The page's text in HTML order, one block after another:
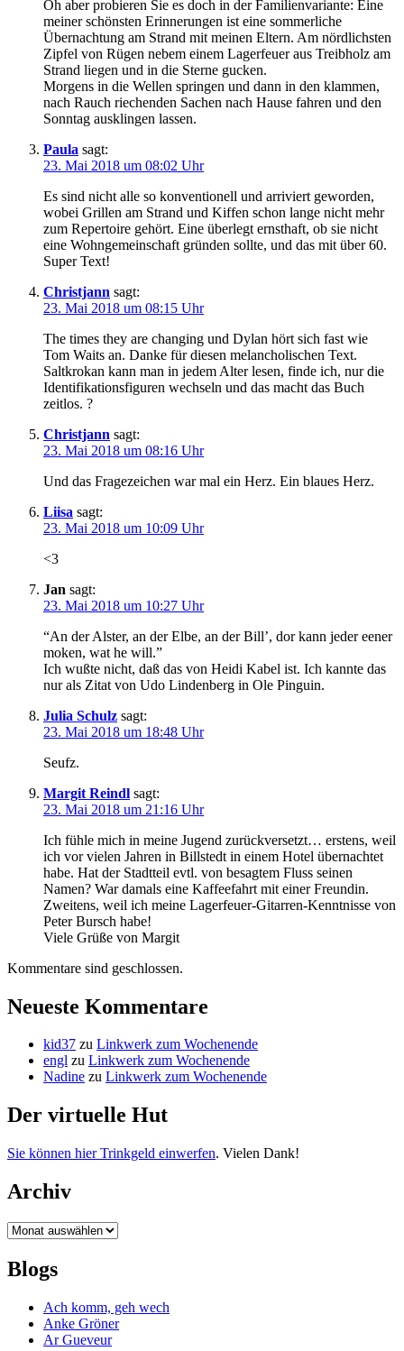
Oh aber probieren Sie es doch in der Familienvariante: Eine
meiner schönsten Erinnerungen ist eine sommerliche
Übernachtung am Strand mit meinen Eltern. Am nördlichsten
Zipfel von Rügen nebem einem Lagerfeuer aus Treibholz am
Strand liegen und in die Sterne gucken.
Morgens in die Wellen springen und dann in den klammen,
nach Rauch riechenden Sachen nach Hause fahren und den
Sonntag ausklingen lassen.
Paula sagt:
23. Mai 2018 um 08:02 Uhr
Es sind nicht alle so konventionell und arriviert geworden,
wobei Grillen am Strand und Kiffen schon lange nicht mehr
zum Repertoire gehört. Eine überlegt ernsthaft, ob sie nicht
eine Wohngemeinschaft gründen sollte, und das mit über 60.
Super Text!
Christjann sagt:
23. Mai 2018 um 08:15 Uhr
The times they are changing und Dylan hört sich fast wie
Tom Waits an. Danke für diesen melancholischen Text.
Saltkrokan kann man in jedem Alter lesen, finde ich, nur die
Identifikationsfiguren wechseln und das macht das Buch
zeitlos. ?
Christjann sagt:
23. Mai 2018 um 08:16 Uhr
Und das Fragezeichen war mal ein Herz. Ein blaues Herz.
Liisa sagt:
23. Mai 2018 um 10:09 Uhr
<3
Jan sagt:
23. Mai 2018 um 10:27 Uhr
“An der Alster, an der Elbe, an der Bill’, dor kann jeder eener
moken, wat he will.”
Ich wußte nicht, daß das von Heidi Kabel ist. Ich kannte das
nur als Zitat von Udo Lindenberg in Ole Pinguin.
Julia Schulz sagt:
23. Mai 2018 um 18:48 Uhr
Seufz.
Margit Reindl sagt:
23. Mai 2018 um 21:16 Uhr
Ich fühle mich in meine Jugend zurückversetzt… erstens, weil
ich vor vielen Jahren in Billstedt in einem Hotel übernachtet
habe. Hat der Stadtteil evtl. von besagtem Fluss seinen
Namen? War damals eine Kaffeefahrt mit einer Freundin.
Zweitens, weil ich meine Lagerfeuer-Gitarren-Kenntnisse von
Peter Bursch habe!
Viele Grüße von Margit
Kommentare sind geschlossen.
Neueste Kommentare
kid37 zu Linkwerk zum Wochenende
engl zu Linkwerk zum Wochenende
Nadine zu Linkwerk zum Wochenende
Der virtuelle Hut
Sie können hier Trinkgeld einwerfen. Vielen Dank!
Archiv
Archiv
Blogs
Ach komm, geh wech
Anke Gröner
Ar Gueveur